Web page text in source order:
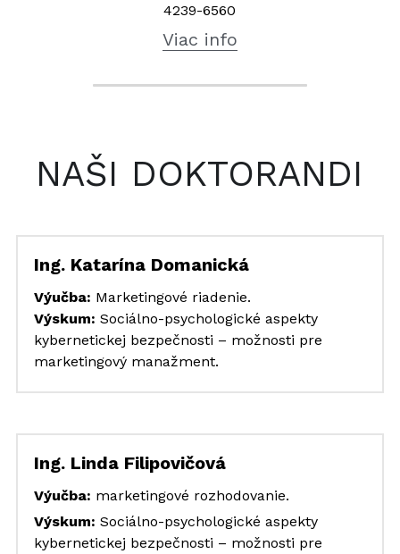
4239-6560
Viac info
NAŠI DOKTORANDI
Ing. Katarína Domanická
Výučba: Marketingové riadenie.
Výskum: Sociálno-psychologické aspekty
kybernetickej bezpečnosti – možnosti pre
marketingový manažment.
Ing. Linda Filipovičová
Výučba: marketingové rozhodovanie.
Výskum: Sociálno-psychologické aspekty
kybernetickej bezpečnosti – možnosti pre